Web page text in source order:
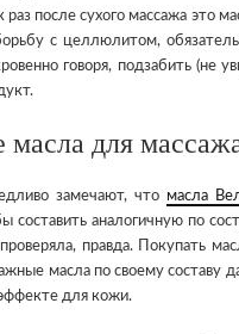
раз после сухого массажа это
с целлюлитом,
говоря, подзабить (не
масла для
замечают, что масла
составить аналогичную по
правда. Покупать
масла по своему составу
для кожи.